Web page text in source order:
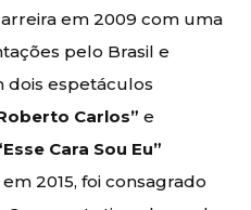
em 2009 com uma
pelo Brasil e
dois espetáculos
Carlos” e
Cara Sou Eu”
2015, foi consagrado